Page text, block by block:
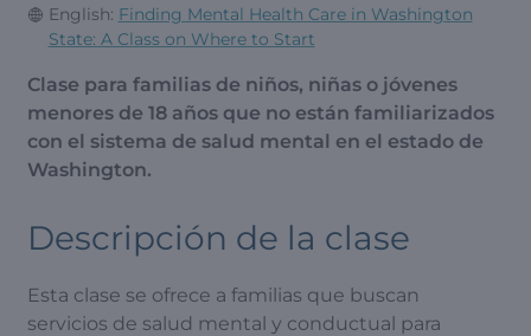
English: Finding Mental Health Care in Washington
State: A Class on Where to Start
Clase para familias de niños, niñas o jóvenes
menores de 18 años que no están familiarizados
con el sistema de salud mental en el estado de
Washington.
Descripción de la clase
Esta clase se ofrece a familias que buscan
servicios de salud mental y conductual para